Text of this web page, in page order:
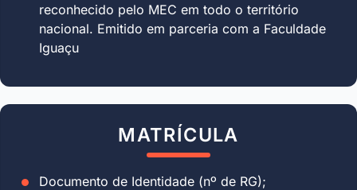
reconhecido pelo MEC em todo o território
nacional. Emitido em parceria com a Faculdade
Iguaçu
MATRÍCULA
Documento de Identidade (nº de RG);